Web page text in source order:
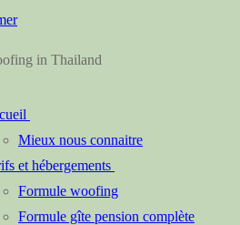
in Thailand
Mieux nous connaitre
et hébergements
Formule woofing
Formule gîte pension complète